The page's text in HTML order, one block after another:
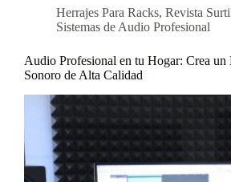
Herrajes Para Racks, Revista
Sistemas de Audio Profesional
Audio Profesional en tu Hogar: Crea un
Sonoro de Alta Calidad